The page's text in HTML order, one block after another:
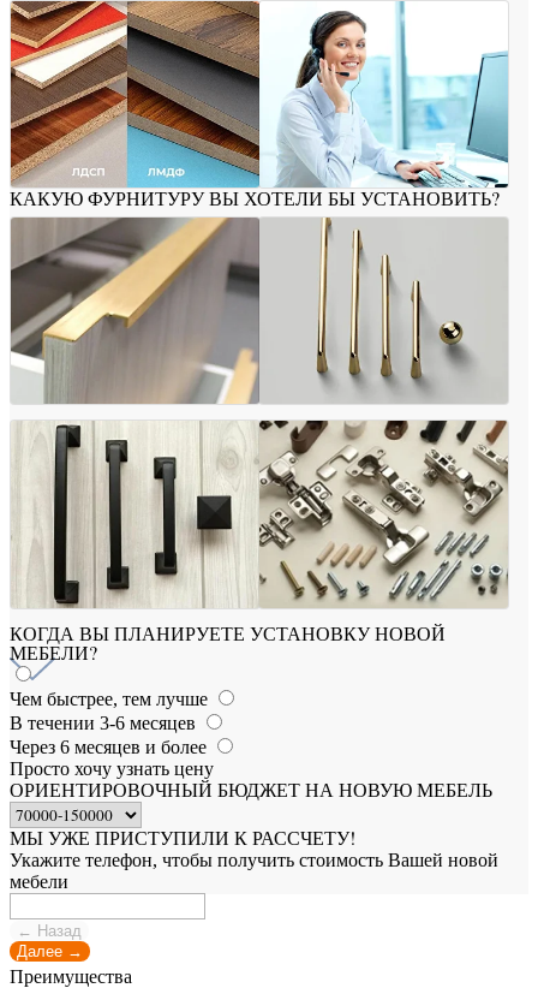
КАКУЮ ФУРНИТУРУ ВЫ ХОТЕЛИ БЫ УСТАНОВИТЬ?
КОГДА ВЫ ПЛАНИРУЕТЕ УСТАНОВКУ НОВОЙ
МЕБЕЛИ?
Чем быстрее, тем лучше
В течении 3-6 месяцев
Через 6 месяцев и более
Просто хочу узнать цену
ОРИЕНТИРОВОЧНЫЙ БЮДЖЕТ НА НОВУЮ МЕБЕЛЬ
МЫ УЖЕ ПРИСТУПИЛИ К РАССЧЕТУ!
Укажите телефон, чтобы получить стоимость Вашей новой
мебели
← Назад
Далее →
Преимущества